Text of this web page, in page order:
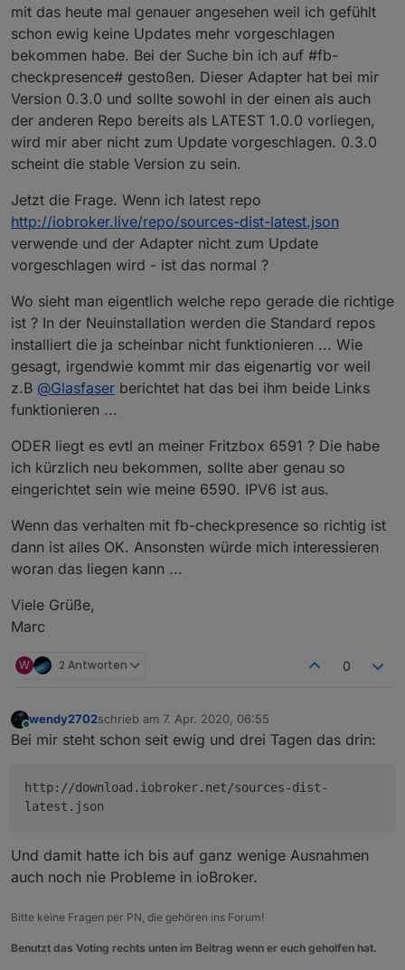
mit das heute mal genauer angesehen weil ich gefühlt
schon ewig keine Updates mehr vorgeschlagen
bekommen habe. Bei der Suche bin ich auf #fb-
checkpresence# gestoßen. Dieser Adapter hat bei mir
Version 0.3.0 und sollte sowohl in der einen als auch
der anderen Repo bereits als LATEST 1.0.0 vorliegen,
wird mir aber nicht zum Update vorgeschlagen. 0.3.0
scheint die stable Version zu sein.
Jetzt die Frage. Wenn ich latest repo
http://iobroker.live/repo/sources-dist-latest.json
verwende und der Adapter nicht zum Update
vorgeschlagen wird - ist das normal ?
Wo sieht man eigentlich welche repo gerade die richtige
ist ? In der Neuinstallation werden die Standard repos
installiert die ja scheinbar nicht funktionieren ... Wie
gesagt, irgendwie kommt mir das eigenartig vor weil
z.B @Glasfaser berichtet hat das bei ihm beide Links
funktionieren ...
ODER liegt es evtl an meiner Fritzbox 6591 ? Die habe
ich kürzlich neu bekommen, sollte aber genau so
eingerichtet sein wie meine 6590. IPV6 ist aus.
Wenn das verhalten mit fb-checkpresence so richtig ist
dann ist alles OK. Ansonsten würde mich interessieren
woran das liegen kann ...
Viele Grüße,
Marc
W 2 Antworten 0
Online
wendy2702schrieb am 7. Apr. 2020, 06:55
zuletzt editiert von
Bei mir steht schon seit ewig und drei Tagen das drin:
http://download.iobroker.net/sources-dist-
latest.json
Und damit hatte ich bis auf ganz wenige Ausnahmen
auch noch nie Probleme in ioBroker.
Bitte keine Fragen per PN, die gehören ins Forum!
Benutzt das Voting rechts unten im Beitrag wenn er euch geholfen hat.